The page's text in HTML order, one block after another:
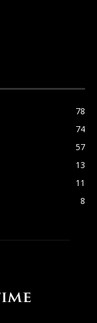
78
74
57
13
11
8